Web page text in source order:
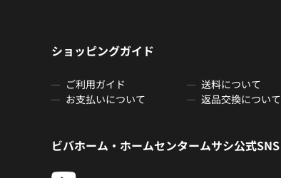
ショッピングガイド
ご利用ガイド 送料について
お支払いについて
返品交換について
ビバホーム・ホームセンタームサシ公式SNS